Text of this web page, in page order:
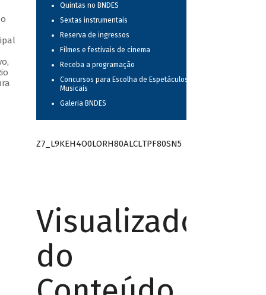
Quintas no BNDES
Sextas instrumentais
Reserva de ingressos
Filmes e festivais de cinema
Receba a programação
Concursos para Escolha de Espetáculos
Musicais
Galeria BNDES
Z7_L9KEH4O0LORH80ALCLTPF80SN5
Visualizador
do